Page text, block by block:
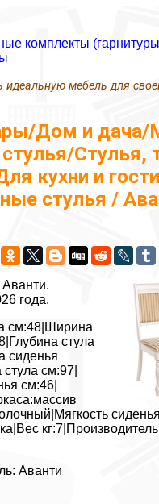
комплекты
идеальную мебель для
Дом и дача/
Стулья,
кухни и
стулья /
года.
см:48|Ширина
стула
сиденья
см:97|
см:46|
Аванти